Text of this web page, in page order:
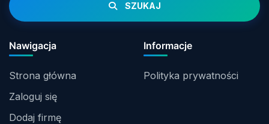
SZUKAJ
Nawigacja
Strona główna
Zaloguj się
Dodaj firmę
Informacje
Polityka prywatności